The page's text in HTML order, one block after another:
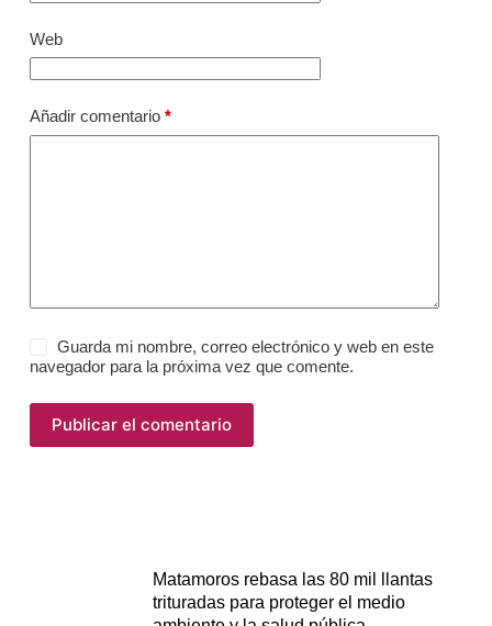
Web
Añadir comentario*
Guarda mi nombre, correo electrónico y web en este
navegador para la próxima vez que comente.
Publicar el comentario
Matamoros rebasa las 80 mil llantas
trituradas para proteger el medio